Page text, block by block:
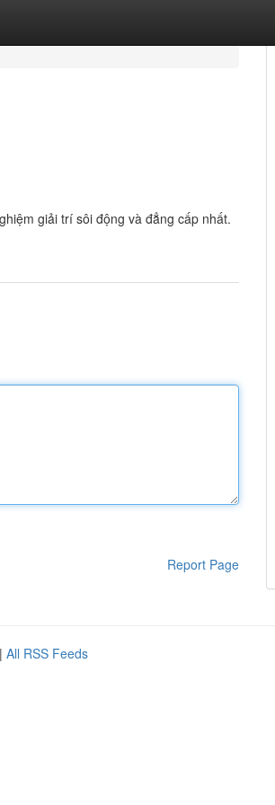
giải trí sôi động và đẳng cấp nhất.
Report Page
| All RSS Feeds